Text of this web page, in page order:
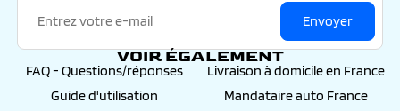
Envoyer
VOIR ÉGALEMENT
FAQ - Questions/réponses
Livraison à domicile en France
Guide d'utilisation
Mandataire auto France